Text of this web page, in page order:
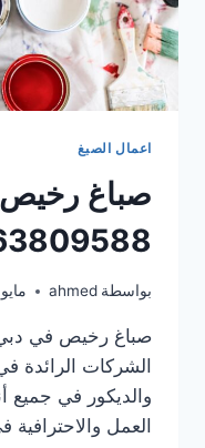
اعمال الصبغ
صباغ
0563809588
بواسطة ahmed مايو 13, 2025
صباغ رخيص في
الشركات الرائدة
والديكور في جميع
العمل